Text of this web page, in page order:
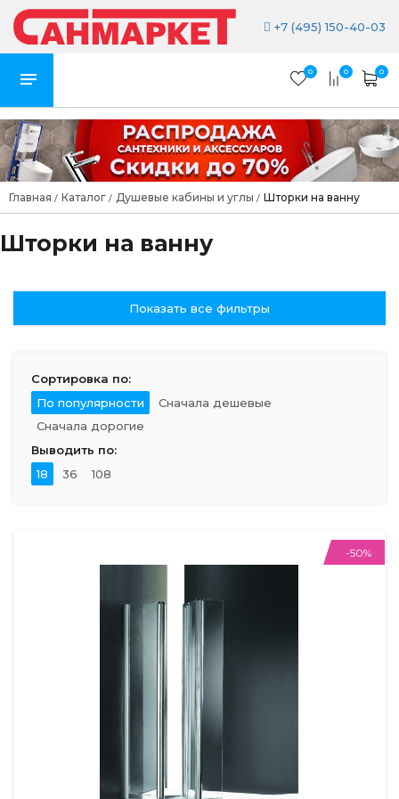
+7 (495) 150-40-03
0 0 0
Главная / Каталог / Душевые кабины и углы / Шторки на ванну
Шторки на ванну
Показать все фильтры
Сортировка по:
По популярности
Сначала дешевые
Сначала дорогие
Выводить по:
18
36 108
-50%